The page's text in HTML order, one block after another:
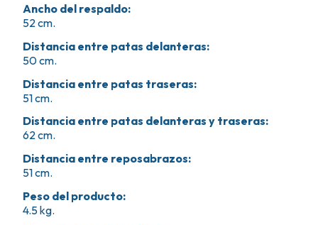
Ancho del respaldo:
52 cm.
Distancia entre patas delanteras:
50 cm.
Distancia entre patas traseras:
51 cm.
Distancia entre patas delanteras y traseras:
62 cm.
Distancia entre reposabrazos:
51 cm.
Peso del producto:
4.5 kg.